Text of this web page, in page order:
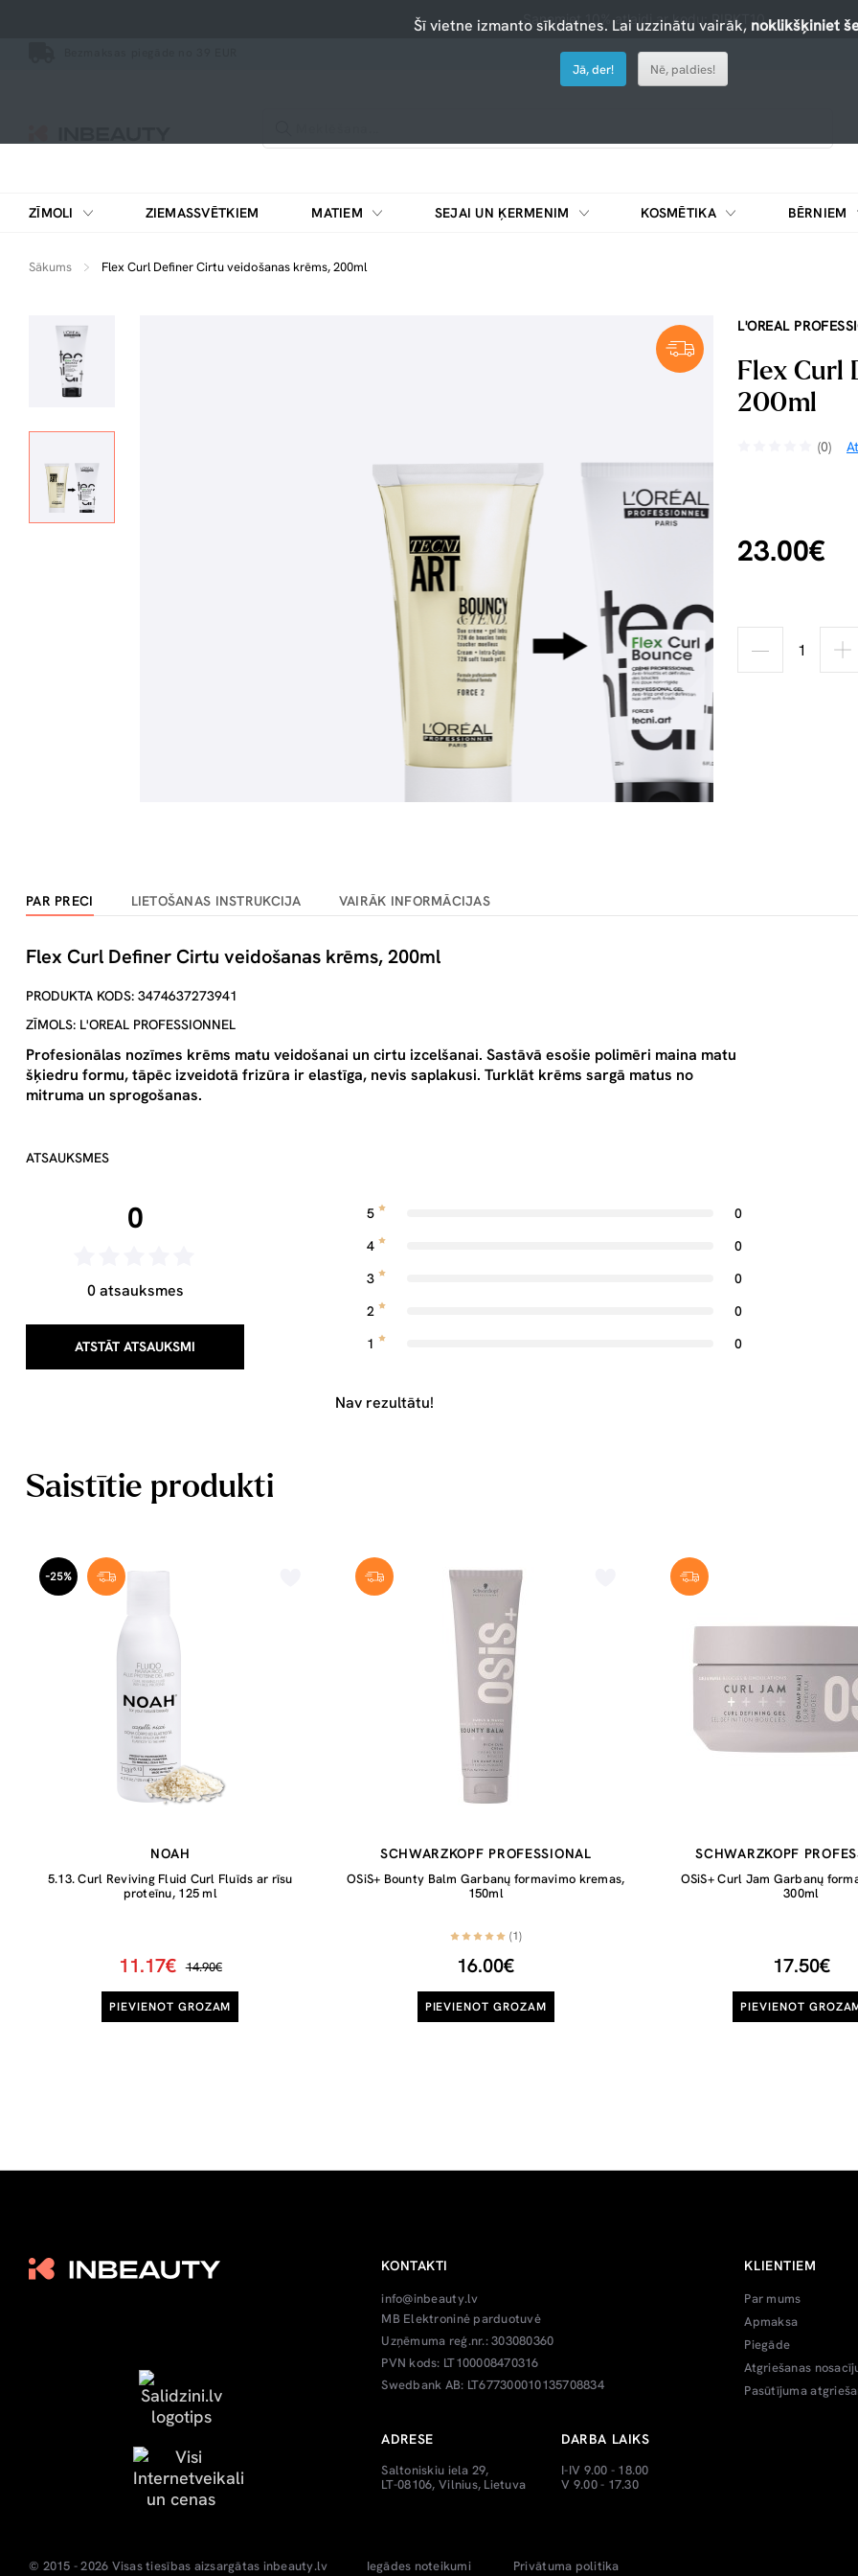
Saņemiet 10% atlaidi ar kodu: PIRKT10
ZĪMOLI ZIEMASSVĒTKIEM MATIEM SEJAI UN ĶERMENIM KOSMĒTIKA BĒRNIEM
Sākums Flex Curl Definer Cirtu veidošanas krēms, 200ml
L'OREAL
Flex Curl
200ml
(0)
23.00€
PAR PRECI LIETOŠANAS INSTRUKCIJA VAIRĀK INFORMĀCIJAS
Flex Curl Definer Cirtu veidošanas krēms, 200ml
PRODUKTA KODS: 3474637273941
ZĪMOLS: L'OREAL PROFESSIONNEL
Profesionālas nozīmes krēms matu veidošanai un cirtu izcelšanai. Sastāvā esošie polimēri maina matu
šķiedru formu, tāpēc izveidotā frizūra ir elastīga, nevis saplakusi. Turklāt krēms sargā matus no
mitruma un sprogošanas.
ATSAUKSMES
0
0 atsauksmes
ATSTĀT ATSAUKSMI
5
0
4
0
3
0
2
0
1
0
Nav rezultātu!
Saistītie produkti
-25%
NOAH
5.13. Curl Reviving Fluid Curl Fluīds ar rīsu
proteīnu, 125 ml
11.17€ 14.90€
PIEVIENOT GROZAM
SCHWARZKOPF PROFESSIONAL
OSiS+ Bounty Balm Garbanų formavimo kremas,
150ml
(1)
16.00€
PIEVIENOT GROZAM
SCHWARZKOPF
OSiS+ Curl Jam Garbanų
300ml
17.50€
PIEVIENOT
KONTAKTI
info@inbeauty.lv
MB Elektroninė parduotuvė
Uzņēmuma reģ.nr.: 303080360
PVN kods: LT100008470316
Swedbank AB: LT677300010135708834
ADRESE
Saltoniskiu iela 29,
LT-08106, Vilnius, Lietuva
DARBA LAIKS
I-IV 9.00 - 18.00
V 9.00 - 17.30
KLIENTIEM
Par mums
Apmaksa
Piegāde
Atgriešanas
Pasūtījuma
© 2015 - 2026 Visas tiesības aizsargātas inbeauty.lv Iegādes noteikumi Privātuma politika
Šī vietne izmanto sīkdatnes. Lai uzzinātu vairāk, noklikšķiniet
Jā, der! Nē, paldies!